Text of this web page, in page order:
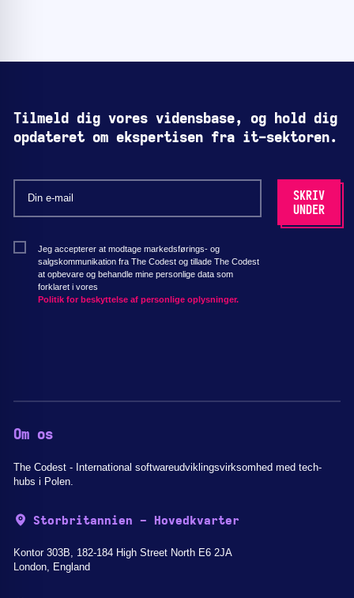
Tilmeld dig vores vidensbase, og hold dig
opdateret om ekspertisen fra it-sektoren.
Jeg accepterer at modtage markedsførings- og
salgskommunikation fra The Codest og tillade The Codest
at opbevare og behandle mine personlige data som
forklaret i vores
Politik for beskyttelse af personlige oplysninger.
Om os
The Codest - International softwareudviklingsvirksomhed med tech-
hubs i Polen.
Storbritannien - Hovedkvarter
Kontor 303B, 182-184 High Street North E6 2JA
London, England